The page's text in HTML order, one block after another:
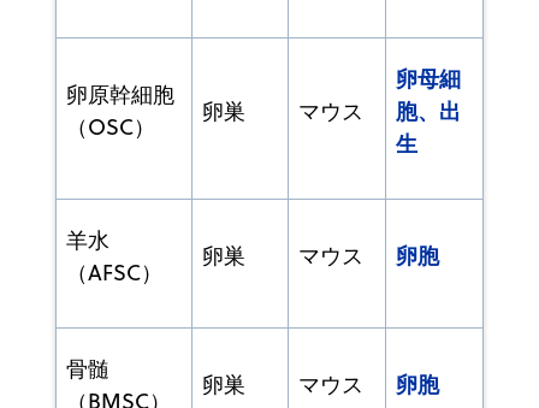
卵原幹細胞
（OSC）
卵巣 マウス
卵母細
胞、出
生
羊水
（AFSC）
卵巣 マウス 卵胞
骨髄
（BMSC）
卵巣 マウス 卵胞